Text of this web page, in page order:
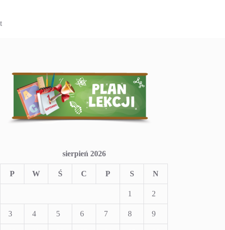
sierpień 2026
P W Ś C P S N
1 2
3 4 5 6 7 8 9